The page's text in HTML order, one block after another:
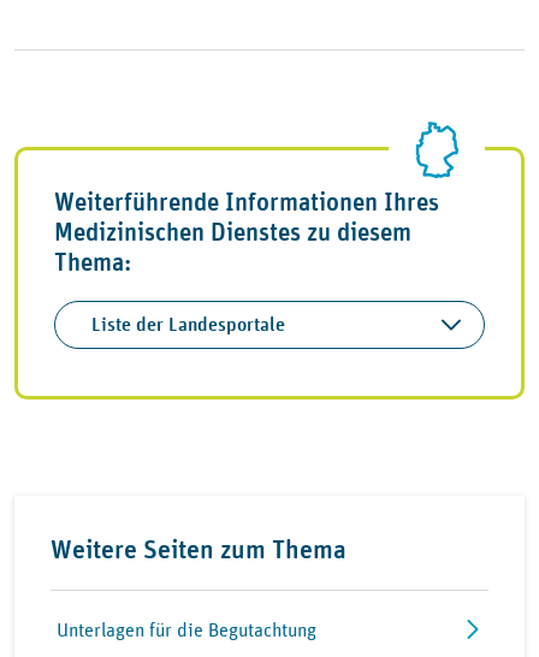
Weiterführende Informationen Ihres
Medizinischen Dienstes zu diesem
Thema:
Liste der Landesportale
Weitere Seiten zum Thema
Unterlagen für die Begutachtung